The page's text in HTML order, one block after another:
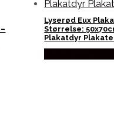
Lyserød Eux
Størrelse:
Plakatdyr